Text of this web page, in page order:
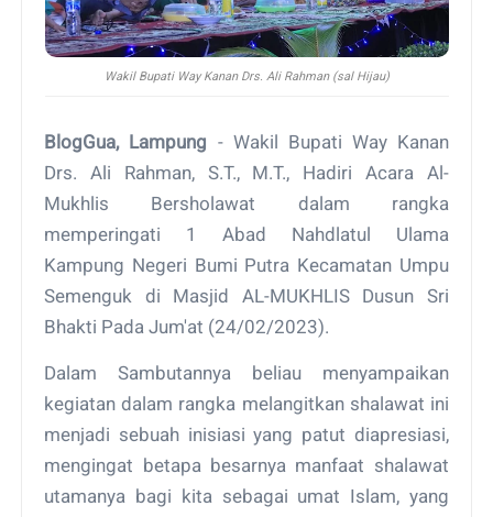
Wakil Bupati Way Kanan Drs. Ali Rahman (sal Hijau)
BlogGua, Lampung - Wakil Bupati Way Kanan
Drs. Ali Rahman, S.T., M.T., Hadiri Acara Al-
Mukhlis Bersholawat dalam rangka
memperingati 1 Abad Nahdlatul Ulama
Kampung Negeri Bumi Putra Kecamatan Umpu
Semenguk di Masjid AL-MUKHLIS Dusun Sri
Bhakti Pada Jum'at (24/02/2023).
Dalam Sambutannya beliau menyampaikan
kegiatan dalam rangka melangitkan shalawat ini
menjadi sebuah inisiasi yang patut diapresiasi,
mengingat betapa besarnya manfaat shalawat
utamanya bagi kita sebagai umat Islam, yang